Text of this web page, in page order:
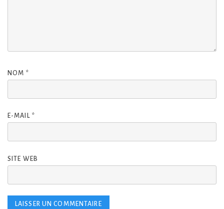
NOM *
E-MAIL *
SITE WEB